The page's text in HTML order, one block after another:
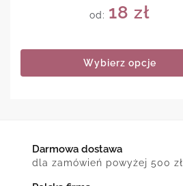
od: 18 zł
Wybierz opcje
Darmowa dostawa
dla zamówień powyżej 500 zł